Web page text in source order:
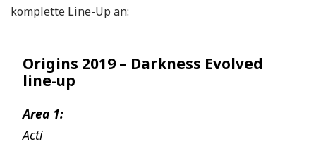
komplette Line-Up an:
Origins 2019 – Darkness Evolved
line-up
Area 1:
Acti